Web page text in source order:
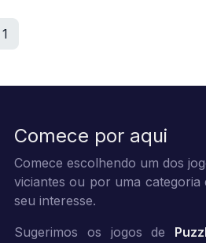
1
Comece por aqui
Comece escolhendo um dos
viciantes ou por uma categoria
seu interesse.
Sugerimos os jogos de